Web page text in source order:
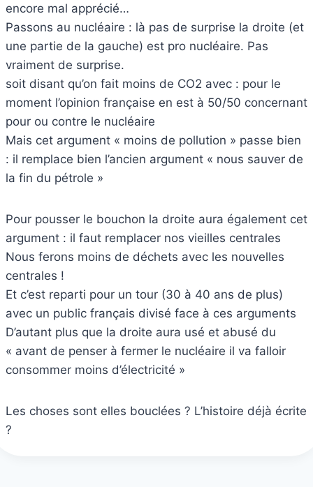
encore mal apprécié…
Passons au nucléaire : là pas de surprise la droite (et
une partie de la gauche) est pro nucléaire. Pas
vraiment de surprise.
soit disant qu’on fait moins de CO2 avec : pour le
moment l’opinion française en est à 50/50 concernant
pour ou contre le nucléaire
Mais cet argument « moins de pollution » passe bien
: il remplace bien l’ancien argument « nous sauver de
la fin du pétrole »
Pour pousser le bouchon la droite aura également cet
argument : il faut remplacer nos vieilles centrales
Nous ferons moins de déchets avec les nouvelles
centrales !
Et c’est reparti pour un tour (30 à 40 ans de plus)
avec un public français divisé face à ces arguments
D’autant plus que la droite aura usé et abusé du
« avant de penser à fermer le nucléaire il va falloir
consommer moins d’électricité »
Les choses sont elles bouclées ? L’histoire déjà écrite
?